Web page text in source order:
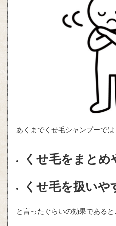
あくまでくせ毛シャンプーでは
くせ毛をまとめ
くせ毛を扱いや
と言ったぐらいの効果であると